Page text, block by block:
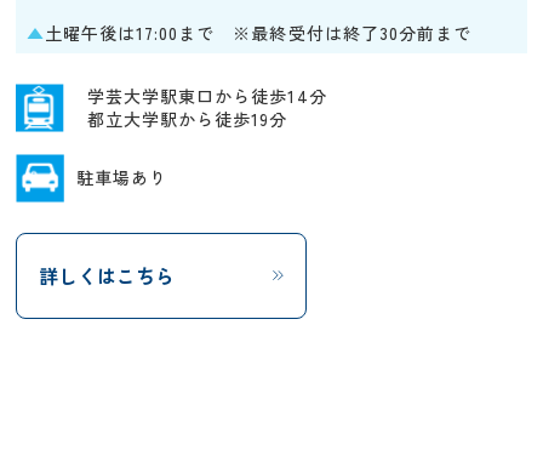
▲土曜午後は17:00まで ※最終受付は終了30分前まで
学芸大学駅東口から徒歩14分
都立大学駅から徒歩19分
駐車場あり
詳しくはこちら